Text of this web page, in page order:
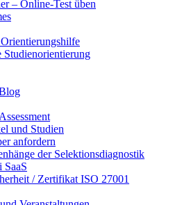
– Online-Test üben
Studienorientierung
und Studien
anfordern
der Selektionsdiagnostik
SaaS
/ Zertifikat ISO 27001